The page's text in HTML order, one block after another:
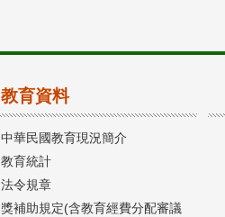
教育資料
中華民國教育現況簡介
教育統計
法令規章
獎補助規定(含教育經費分配審議